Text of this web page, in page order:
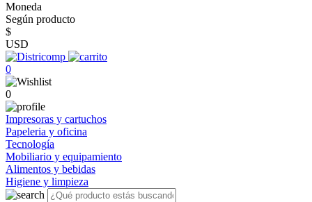
Moneda
Según producto
$
USD
0
0
Impresoras y cartuchos
Papeleria y oficina
Tecnología
Mobiliario y equipamiento
Alimentos y bebidas
Higiene y limpieza